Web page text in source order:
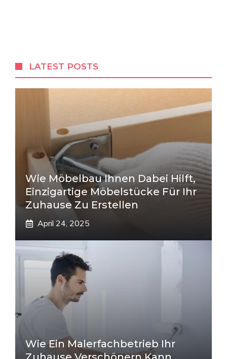
LATEST POSTS
Wie Möbelbau Ihnen Dabei Hilft,
Einzigartige Möbelstücke Für Ihr
Zuhause Zu Erstellen
April 24, 2025
Wie Ein Malerfachbetrieb Ihr